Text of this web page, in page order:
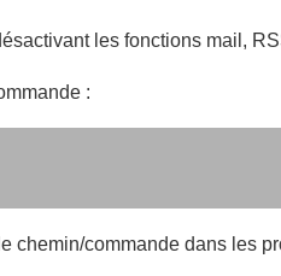
les fonctions mail,
:
chemin/commande dans les